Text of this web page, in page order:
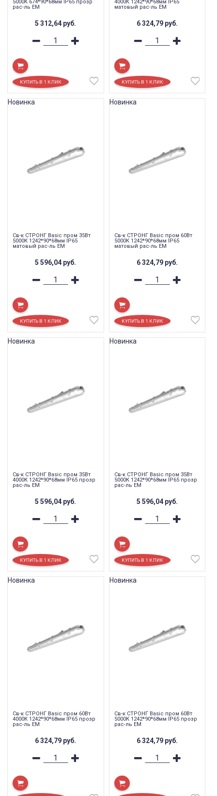
5000К 674*90*68мм IP65 прозр
рас-ль EM
5 312,64 руб.
4000К 1242*90*68мм IP65
матовый рас-ль EM
6 324,79 руб.
Св-к СТРОНГ Basic пром 35Вт
5000К 1242*90*68мм IP65
матовый рас-ль EM
5 596,04 руб.
Новинка
Св-к СТРОНГ Basic пром 60Вт
5000К 1242*90*68мм IP65
матовый рас-ль EM
6 324,79 руб.
Новинка
Св-к СТРОНГ Basic пром 35Вт
4000К 1242*90*68мм IP65 прозр
рас-ль EM
5 596,04 руб.
Новинка
Св-к СТРОНГ Basic пром 35Вт
5000К 1242*90*68мм IP65 прозр
рас-ль EM
5 596,04 руб.
Новинка
Св-к СТРОНГ Basic пром 60Вт
4000К 1242*90*68мм IP65 прозр
рас-ль EM
6 324,79 руб.
Новинка
Св-к СТРОНГ Basic пром 60Вт
5000К 1242*90*68мм IP65 прозр
рас-ль EM
6 324,79 руб.
Новинка